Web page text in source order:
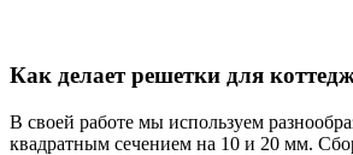
Как делает решетки для
В своей работе мы используем
квадратным сечением на 10 и 20 мм.